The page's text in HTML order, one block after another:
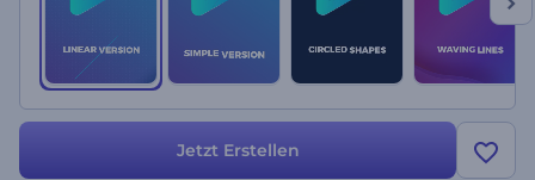
Kampagnen. Verfügbar in drei einzigartigen Stilen und zwei
Versionen: Laden Sie Ihre Dateien hoch, und gestalten Sie Ihr
eigenes mobiles Ökosystem.
Jetzt Erstellen